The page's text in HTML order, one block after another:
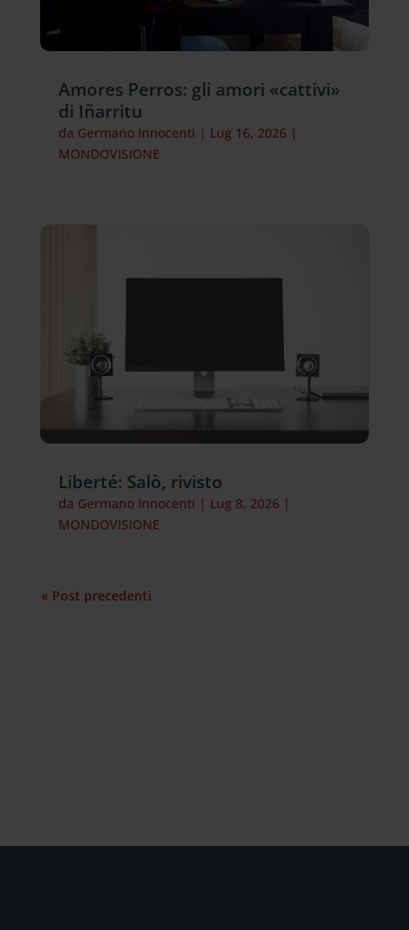
Amores Perros: gli amori «cattivi»
di Iñarritu
da Germano Innocenti | Lug 16, 2026 |
MONDOVISIONE
Liberté: Salò, rivisto
da Germano Innocenti | Lug 8, 2026 |
MONDOVISIONE
« Post precedenti